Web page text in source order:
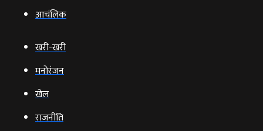
आचंलिक
खरी-खरी
मनोरंजन
खेल
राजनीति